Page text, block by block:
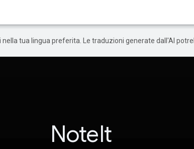
tua lingua preferita. Le traduzioni generate dall'AI
NoteIt